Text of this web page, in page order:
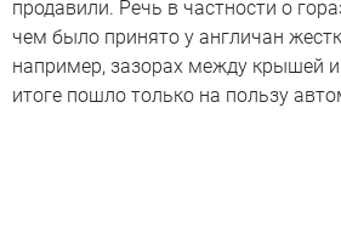
продавили. Речь в частности о
чем было принято у англичан
например, зазорах между крышей
итоге пошло только на пользу